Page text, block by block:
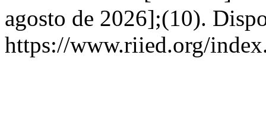
agosto de 2026];(10).
https://www.riied.org/